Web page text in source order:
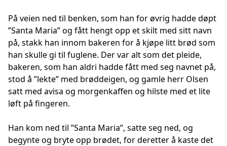
På veien ned til benken, som han for øvrig hadde døpt
”Santa Maria” og fått hengt opp et skilt med sitt navn
på, stakk han innom bakeren for å kjøpe litt brød som
han skulle gi til fuglene. Der var alt som det pleide,
bakeren, som han aldri hadde fått med seg navnet på,
stod å ”lekte” med brøddeigen, og gamle herr Olsen
satt med avisa og morgenkaffen og hilste med et lite
løft på fingeren.
Han kom ned til ”Santa Maria”, satte seg ned, og
begynte og bryte opp brødet, for deretter å kaste det